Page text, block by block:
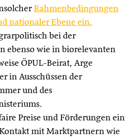
Rahmenbedingungen
nationaler Ebene ein.
bei der
ebenso wie in biorelevanten
ÖPUL-Beirat, Arge
in Ausschüssen der
und des
Preise und Förderungen ein
mit Marktpartnern wie